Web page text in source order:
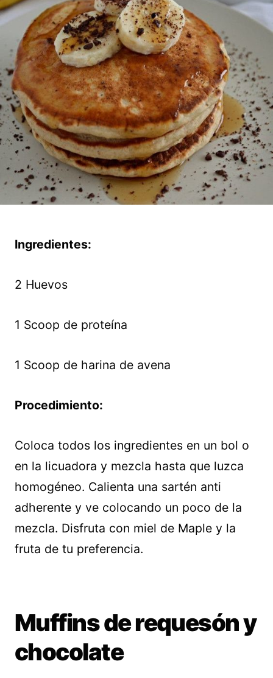
Ingredientes:
2 Huevos
1 Scoop de proteína
1 Scoop de harina de avena
Procedimiento:
Coloca todos los ingredientes en un bol o
en la licuadora y mezcla hasta que luzca
homogéneo. Calienta una sartén anti
adherente y ve colocando un poco de la
mezcla. Disfruta con miel de Maple y la
fruta de tu preferencia.
Muffins de requesón y
chocolate